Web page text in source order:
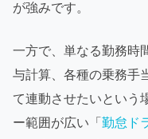
が強みです。
一方で、単なる勤務時
与計算、各種の乗務手
て連動させたいという
ー範囲が広い「 勤怠ド